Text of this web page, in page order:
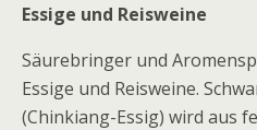
Essige und Reisweine
Säurebringer und
Essige und Reisweine.
(Chinkiang-Essig) wird aus